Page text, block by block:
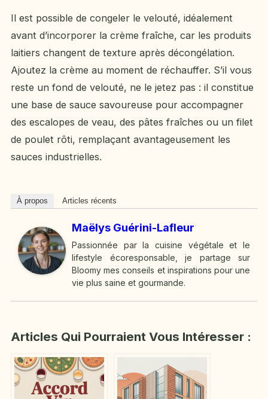
Il est possible de congeler le velouté, idéalement
avant d’incorporer la crème fraîche, car les produits
laitiers changent de texture après décongélation.
Ajoutez la crème au moment de réchauffer. S’il vous
reste un fond de velouté, ne le jetez pas : il constitue
une base de sauce savoureuse pour accompagner
des escalopes de veau, des pâtes fraîches ou un filet
de poulet rôti, remplaçant avantageusement les
sauces industrielles.
À propos Articles récents
Maëlys Guérini-Lafleur
Passionnée par la cuisine végétale et le
lifestyle écoresponsable, je partage sur
Bloomy mes conseils et inspirations pour une
vie plus saine et gourmande.
Articles Qui Pourraient Vous Intéresser :